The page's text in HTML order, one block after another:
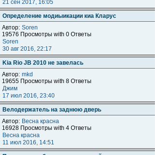
21 сен 2017, 16:05
Определение модиыикации киа Кларус
Автор: Soren
19576 Просмотры with 0 Ответы
Soren
30 авг 2016, 22:17
Kia Rio JB 2010 не завелась
Автор: mkd
19655 Просмотры with 8 Ответы
Джим
17 июл 2016, 23:40
Велодержатель на заднюю дверь
Автор: Весна красна
16928 Просмотры with 4 Ответы
Весна красна
11 июл 2016, 14:51